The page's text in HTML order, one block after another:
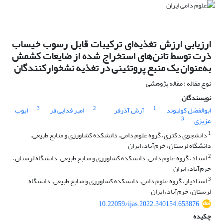
ارزیابی ارزش تغذیه‌ای ترکیبات قابل رسوب خیساب
ذرت توسط تانن‌های استخراج شده از ضایعات ‏کشمش
به‌عنوان یک منبع پروتئینی در تغذیه نشخوارکنندگان
نوع مقاله : مقاله پژوهشی
نویسندگان
ابوالفضل کولیوند
1 آرش آذرفر 2 امیر فدایی فر 3 ایوب
عزیزی
3
1 دانشجوی دکتری، گروه علوم دامی، دانشکده کشاورزی و منابع طبیعی،
دانشگاه لرستان، خرم‌آباد، ایران
2استاد، گروه علوم دامی، دانشکده کشاورزی و منابع طبیعی، دانشگاه لرستان،
خرم‌آباد، ایران
3استادیار، گروه علوم دامی، دانشکده کشاورزی و منابع طبیعی، دانشگاه
لرستان، خرم‌آباد، ایران
10.22059/ijas.2022.340154.653876
چکیده